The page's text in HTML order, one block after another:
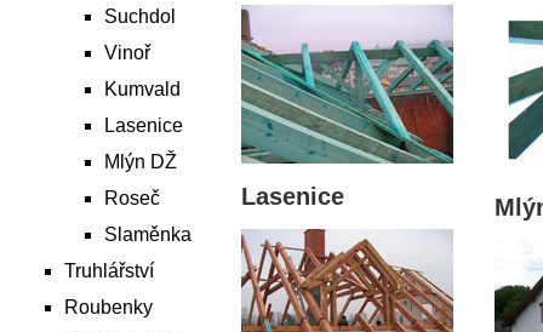
Suchdol
Vinoř
Kumvald
Lasenice
Mlýn DŽ
Roseč
Slaměnka
Truhlářství
Roubenky
Lasenice